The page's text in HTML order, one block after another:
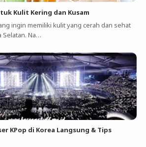
Kulit Kering dan Kusam
ingin memiliki kulit yang cerah dan sehat
Selatan. Na…
KPop di Korea Langsung & Tips